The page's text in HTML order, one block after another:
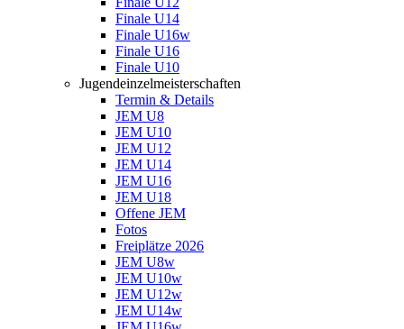
Finale U14
Finale U16w
Finale U16
Finale U10
Jugendeinzelmeisterschaften
Termin & Details
JEM U8
JEM U10
JEM U12
JEM U14
JEM U16
JEM U18
Offene JEM
Fotos
Freiplätze 2026
JEM U8w
JEM U10w
JEM U12w
JEM U14w